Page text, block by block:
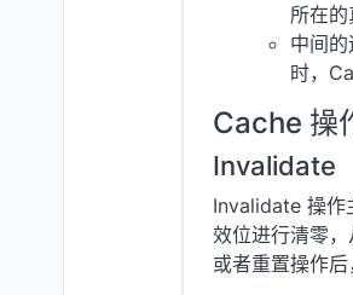
所在的
中间
时，
Cache 操
Invalidate
Invalidate 操作
效位进行清零
或者重置操作